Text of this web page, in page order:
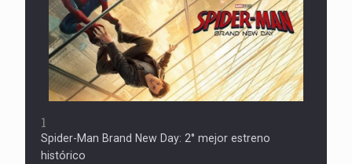
1
Spider-Man Brand New Day: 2° mejor estreno
histórico